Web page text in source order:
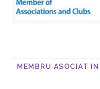
MEMBRU ASOCIAT IN